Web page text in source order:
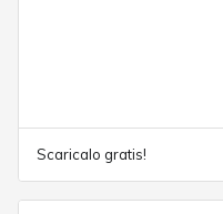
Scaricalo gratis!